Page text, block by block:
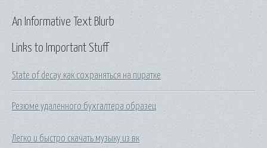
Links to Important Stuff
State of decay как сохраняться на пиратке
Резюме удаленного бухгалтера образец
Легко и быстро скачать музыку из вк
An Informative Text Blurb